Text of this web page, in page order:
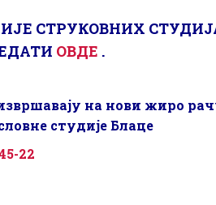
СТРУКОВНИХ
ОВДЕ .
на нови жиро
студије Блаце
22